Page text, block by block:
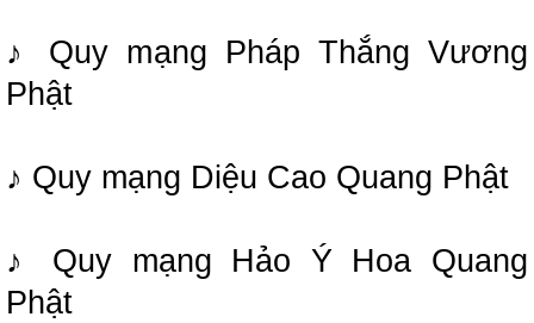
♪ Quy mạng Pháp Thắng Vương
Phật
♪ Quy mạng Diệu Cao Quang Phật
♪ Quy mạng Hảo Ý Hoa Quang
Phật